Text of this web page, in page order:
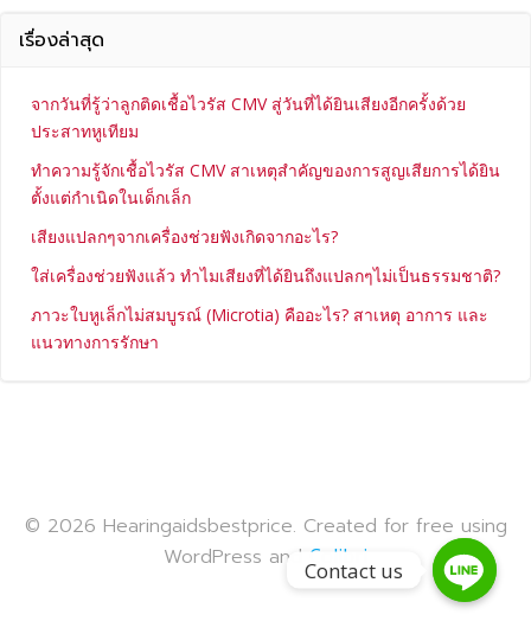
เรื่องล่าสุด
จากวันที่รู้ว่าลูกติดเชื้อไวรัส CMV สู่วันที่ได้ยินเสียงอีกครั้งด้วย
ประสาทหูเทียม
ทำความรู้จักเชื้อไวรัส CMV สาเหตุสำคัญของการสูญเสียการได้ยิน
ตั้งแต่กำเนิดในเด็กเล็ก
เสียงแปลกๆจากเครื่องช่วยฟังเกิดจากอะไร?
ใส่เครื่องช่วยฟังแล้ว ทำไมเสียงที่ได้ยินถึงแปลกๆไม่เป็นธรรมชาติ?
ภาวะใบหูเล็กไม่สมบูรณ์ (Microtia) คืออะไร? สาเหตุ อาการ และ
แนวทางการรักษา
© 2026 Hearingaidsbestprice. Created for free using
WordPress andColibri
Contact us